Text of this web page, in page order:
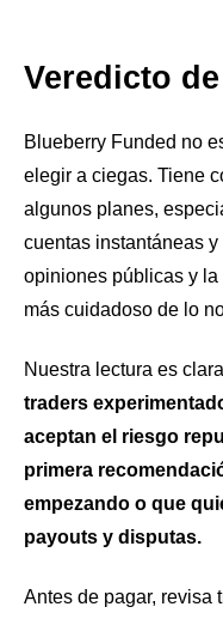
Veredicto
Blueberry Funded no
elegir a ciegas. Tiene
algunos planes,
cuentas instantáneas
opiniones públicas y
más cuidadoso de lo
Nuestra lectura es
traders
aceptan el riesgo
primera
empezando o que
payouts y disputas.
Antes de pagar, revisa